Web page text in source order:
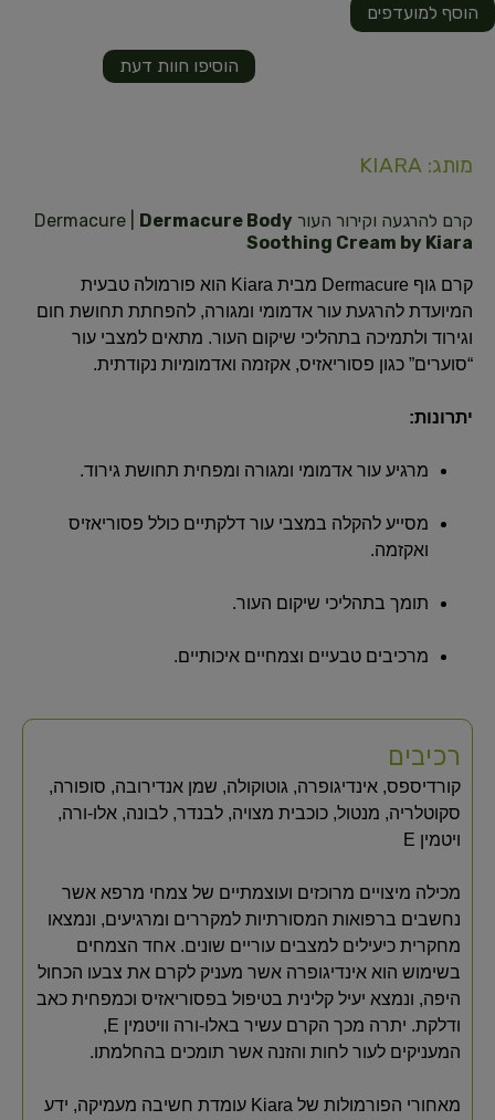
הוסיפו חוות דעת
הוסף למועדפים
מותג: KIARA
קרם להרגעה וקירור העור Dermacure | Dermacure Body
Soothing Cream by Kiara
קרם גוף Dermacure מבית Kiara הוא פורמולה טבעית
המיועדת להרגעת עור אדמומי ומגורה, להפחתת תחושת חום
וגירוד ולתמיכה בתהליכי שיקום העור. מתאים למצבי עור
“סוערים” כגון פסוריאזיס, אקזמה ואדמומיות נקודתית.
יתרונות:
מרגיע עור אדמומי ומגורה ומפחית תחושת גירוד.
מסייע להקלה במצבי עור דלקתיים כולל פסוריאזיס
ואקזמה.
תומך בתהליכי שיקום העור.
מרכיבים טבעיים וצמחיים איכותיים.
רכיבים
קורדיספס, אינדיגופרה, גוטוקולה, שמן אנדירובה, סופורה,
סקוטלריה, מנטול, כוכבית מצויה, לבנדר, לבונה, אלו-ורה,
ויטמין E
מכילה מיצויים מרוכזים ועוצמתיים של צמחי מרפא אשר
נחשבים ברפואות המסורתיות למקררים ומרגיעים, ונמצאו
מחקרית כיעילים למצבים עוריים שונים. אחד הצמחים
בשימוש הוא אינדיגופרה אשר מעניק לקרם את צבעו הכחול
היפה, ונמצא יעיל קלינית בטיפול בפסוריאזיס וכמפחית כאב
ודלקת. יתרה מכך הקרם עשיר באלו-ורה וויטמין E,
המעניקים לעור לחות והזנה אשר תומכים בהחלמתו.
מאחורי הפורמולות של Kiara עומדת חשיבה מעמיקה, ידע